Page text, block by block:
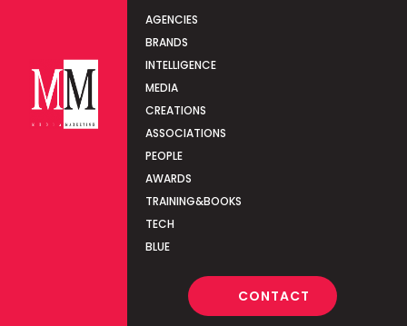
AGENCIES
BRANDS
INTELLIGENCE
MEDIA
CREATIONS
ASSOCIATIONS
PEOPLE
AWARDS
TRAINING&BOOKS
TECH
BLUE
CONTACT